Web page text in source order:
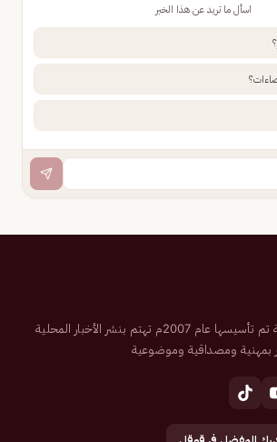
اسأل ما تريد عن هذا الخبر
صحيفة إلكترونية سعودية تم تأسيسها عام 2007م تهتم بنشر الأخبار المحلية
بمهنية ومصداقية وموضوعية